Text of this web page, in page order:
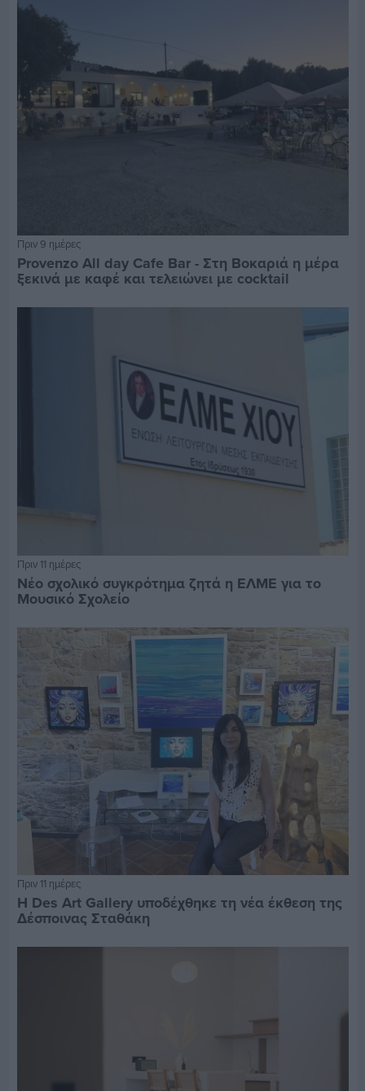
Πριν 9 ημέρες
Provenzo All day Cafe Bar - Στη Βοκαριά η μέρα
ξεκινά με καφέ και τελειώνει με cocktail
Πριν 11 ημέρες
Νέο σχολικό συγκρότημα ζητά η ΕΛΜΕ για το
Μουσικό Σχολείο
Πριν 11 ημέρες
Η Des Art Gallery υποδέχθηκε τη νέα έκθεση της
Δέσποινας Σταθάκη